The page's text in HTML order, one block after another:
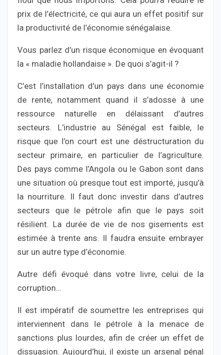
prix de l’électricité, ce qui aura un effet positif sur
la productivité de l’économie sénégalaise.
Vous parlez d’un risque économique en évoquant
la « maladie hollandaise ». De quoi s’agit-il ?
C’est l’installation d’un pays dans une économie
de rente, notamment quand il s’adosse à une
ressource naturelle en délaissant d’autres
secteurs. L’industrie au Sénégal est faible, le
risque que l’on court est une déstructuration du
secteur primaire, en particulier de l’agriculture.
Des pays comme l’Angola ou le Gabon sont dans
une situation où presque tout est importé, jusqu’à
la nourriture. Il faut donc investir dans d’autres
secteurs que le pétrole afin que le pays soit
résilient. La durée de vie de nos gisements est
estimée à trente ans. Il faudra ensuite embrayer
sur un autre type d’économie.
Autre défi évoqué dans votre livre, celui de la
corruption…
Il est impératif de soumettre les entreprises qui
interviennent dans le pétrole à la menace de
sanctions plus lourdes, afin de créer un effet de
dissuasion. Aujourd’hui, il existe un arsenal pénal